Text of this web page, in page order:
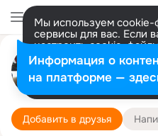
Мы используем cookie-
сервисы для вас. Если
настроить cookie-
представитель.
Разрешить все
Сергей
Санкт-
Добавить в друзья
Информация о
на платформе —